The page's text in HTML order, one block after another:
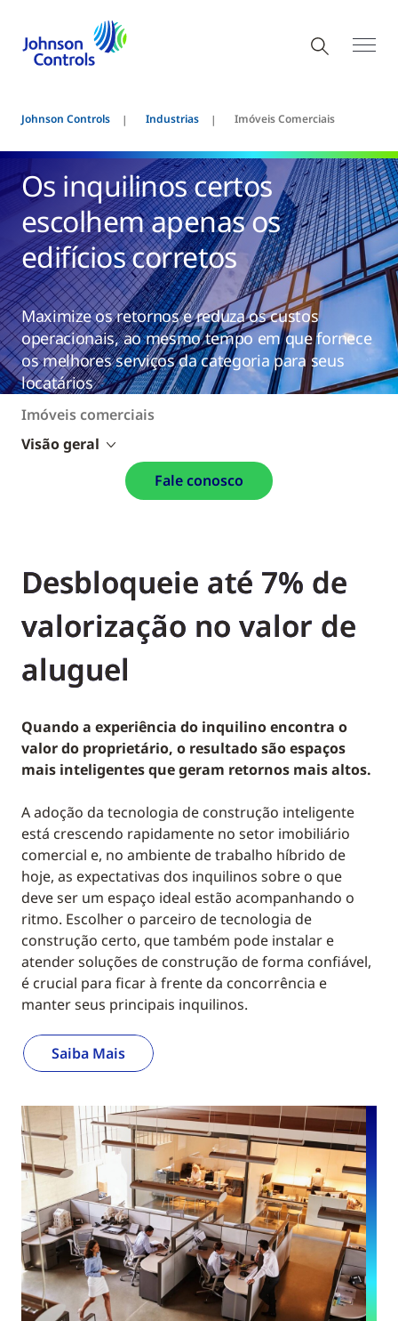
Johnson Controls Industrias Imóveis Comerciais
Os inquilinos certos
escolhem apenas os
edifícios corretos
Maximize os retornos e reduza os custos
operacionais, ao mesmo tempo em que fornece
os melhores serviços da categoria para seus
locatários
Imóveis comerciais
Visão geral
Fale conosco
Desbloqueie até 7% de
valorização no valor de
aluguel
Quando a experiência do inquilino encontra o
valor do proprietário, o resultado são espaços
mais inteligentes que geram retornos mais altos.
A adoção da tecnologia de construção inteligente
está crescendo rapidamente no setor imobiliário
comercial e, no ambiente de trabalho híbrido de
hoje, as expectativas dos inquilinos sobre o que
deve ser um espaço ideal estão acompanhando o
ritmo. Escolher o parceiro de tecnologia de
construção certo, que também pode instalar e
atender soluções de construção de forma confiável,
é crucial para ficar à frente da concorrência e
manter seus principais inquilinos.
Saiba Mais